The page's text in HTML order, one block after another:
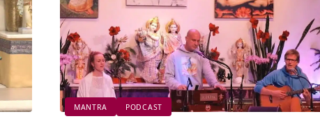
MANTRA PODCAST